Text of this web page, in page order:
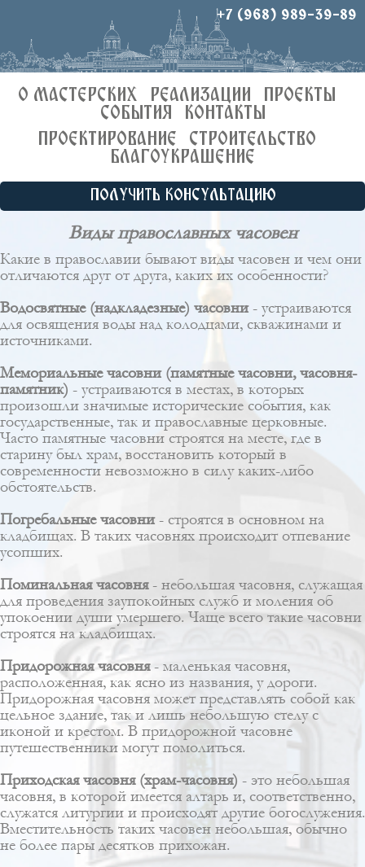
+7 (968) 989-39-89
О МАСТЕРСКИХ РЕАЛИЗАЦИИ
ПРОЕКТЫ
СОБЫТИЯ
КОНТАКТЫ
ПРОЕКТИРОВАНИЕ
СТРОИТЕЛЬСТВО
БЛАГОУКРАШЕНИЕ
ПОЛУЧИТЬ КОНСУЛЬТАЦИЮ
Виды православных часовен
Какие в православии бывают виды часовен и чем они
отличаются друг от друга, каких их особенности?
Водосвятные (надкладезные) часовни- устраиваются
для освящения воды над колодцами, скважинами и
источниками.
Мемориальные часовни (памятные часовни, часовня-
памятник) - устраиваются в местах, в которых
произошли значимые исторические события, как
государственные, так и православные церковные.
Часто памятные часовни строятся на месте, где в
старину был храм, восстановить который в
современности невозможно в силу каких-либо
обстоятельств.
Погребальные часовни- строятся в основном на
кладбищах. В таких часовнях происходит отпевание
усопших.
Поминальная часовня- небольшая часовня, служащая
для проведения заупокойных служб и моления об
упокоении души умершего. Чаще всего такие часовни
строятся на кладбищах.
Придорожная часовня- маленькая часовня,
расположенная, как ясно из названия, у дороги.
Придорожная часовня может представлять собой как
цельное здание, так и лишь небольшую стелу с
иконой и крестом. В придорожной часовне
путешественники могут помолиться.
Приходская часовня (храм-часовня) - это небольшая
часовня, в которой имеется алтарь и, соответственно,
служатся литургии и происходят другие богослужения.
Вместительность таких часовен небольшая, обычно
не более пары десятков прихожан.